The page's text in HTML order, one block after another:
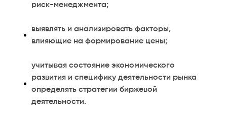
риск-менеджмента;
выявлять и анализировать факторы,
влияющие на формирование цены;
учитывая состояние экономического
развития и специфику деятельности рынка
определять стратегии биржевой
деятельности.